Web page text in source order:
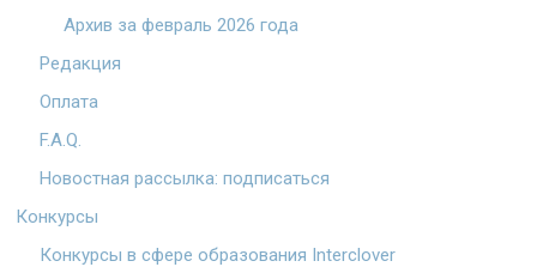
Архив за февраль 2026 года
Редакция
Оплата
F.A.Q.
Новостная рассылка: подписаться
Конкурсы
Конкурсы в сфере образования Interclover